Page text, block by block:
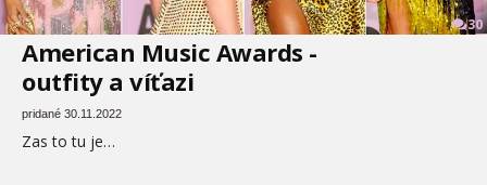
30
American Music Awards -
outfity a víťazi
pridané 30.11.2022
Zas to tu je…